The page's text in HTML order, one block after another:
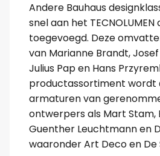
Andere Bauhaus
snel aan het
toegevoegd. Deze
van Marianne Brandt,
Julius Pap en Hans
productassortiment wordt
armaturen van
ontwerpers als Mart Stam,
Guenther Leuchtmann en
waaronder Art Deco en De